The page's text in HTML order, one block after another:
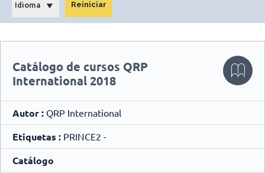
Catálogo de cursos QRP
International 2018
Autor : QRP International
Etiquetas : PRINCE2 -
Catálogo